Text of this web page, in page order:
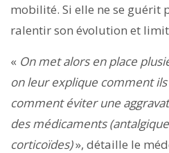
mobilité. Si elle ne se guérit
ralentir son évolution et
« On met alors en place
on leur explique comment
comment éviter une
des médicaments
corticoïdes)», détaille le